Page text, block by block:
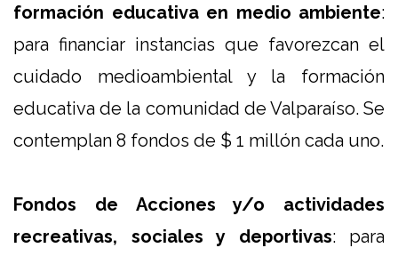
formación educativa en medio ambiente:
para financiar instancias que favorezcan el
cuidado medioambiental y la formación
educativa de la comunidad de Valparaíso. Se
contemplan 8 fondos de $ 1 millón cada uno.
Fondos de Acciones y/o actividades
recreativas, sociales y deportivas: para